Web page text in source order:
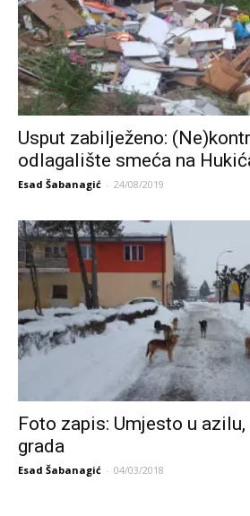
Usput zabilježeno:
odlagalište smeća na
Esad Šabanagić - 24/08/2019
Foto zapis: Umjesto u azilu,
grada
Esad Šabanagić - 04/03/2018